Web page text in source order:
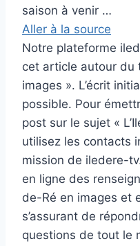
saison à venir …
Aller à la source
Notre plateforme
cet article autour du
images ». L’écrit
possible. Pour
post sur le sujet «
utilisez les contacts
mission de iledere-
en ligne des
de-Ré en images et
s’assurant de
questions de tout le